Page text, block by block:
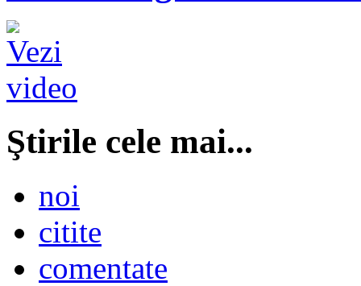
Ştirile cele mai...
noi
citite
comentate